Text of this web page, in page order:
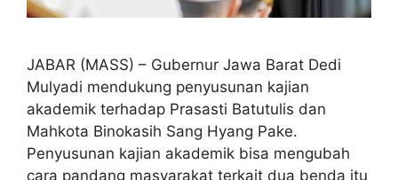
JABAR (MASS) – Gubernur Jawa Barat Dedi
Mulyadi mendukung penyusunan kajian
akademik terhadap Prasasti Batutulis dan
Mahkota Binokasih Sang Hyang Pake.
Penyusunan kajian akademik bisa mengubah
cara pandang masyarakat terkait dua benda itu